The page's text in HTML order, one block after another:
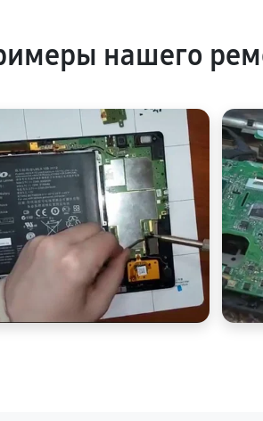
нашего